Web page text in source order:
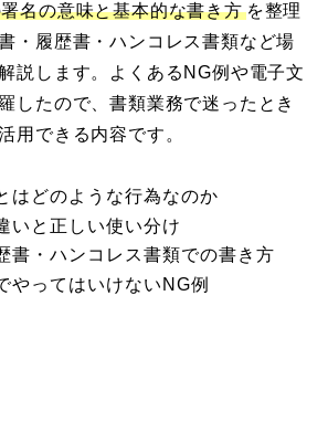
名の意味と基本的な書き方を整理
・履歴書・ハンコレス書類など場
説します。よくあるNG例や電子文
したので、書類業務で迷ったとき
用できる内容です。
はどのような行為なのか
いと正しい使い分け
書・ハンコレス書類での書き方
やってはいけないNG例